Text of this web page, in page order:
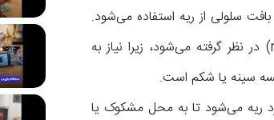
سلولی از ریه استفاده می‌شود.
این روش اغلب به عنوان روش بدون ‌خونریزی و غیرتهاجمی (non-invasive) در نظر گرفته می‌شود، زیرا نیاز به
سینه یا شکم است.
ریه می‌شود تا به محل مشکوک یا